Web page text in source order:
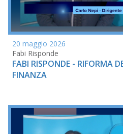
20 maggio 2026
Fabi Risponde
FABI RISPONDE - RIFORMA
FINANZA